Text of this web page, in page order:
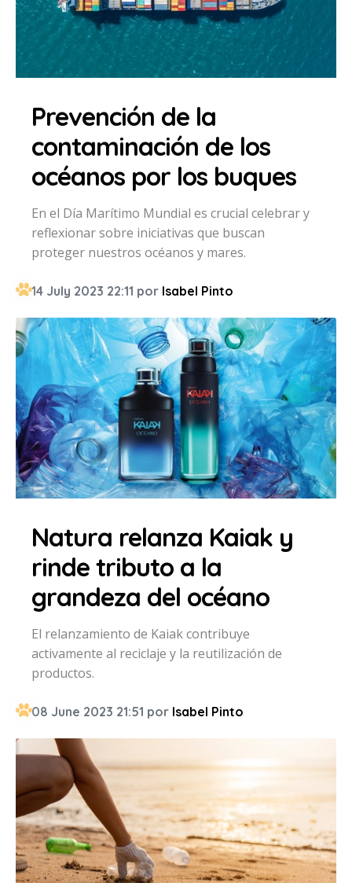
Prevención de la
contaminación de los
océanos por los buques
En el Día Marítimo Mundial es crucial celebrar y
reflexionar sobre iniciativas que buscan
proteger nuestros océanos y mares.
14 July 2023 22:11 por Isabel Pinto
Natura relanza Kaiak y
rinde tributo a la
grandeza del océano
El relanzamiento de Kaiak contribuye
activamente al reciclaje y la reutilización de
productos.
08 June 2023 21:51 por Isabel Pinto